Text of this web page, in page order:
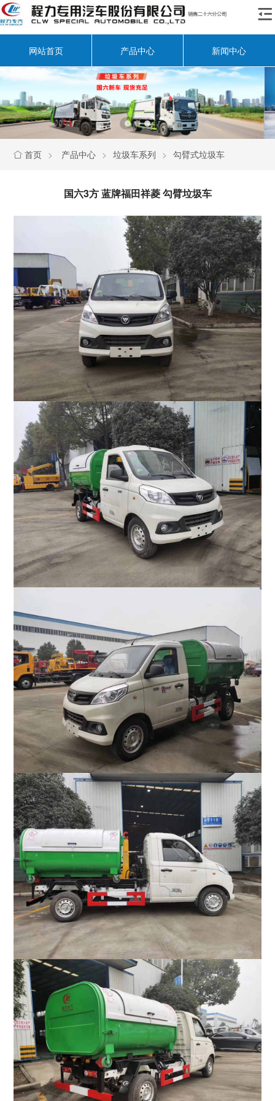

网站首页 产品中心 新闻中心
 首页 > 产品中心 > 垃圾车系列 > 勾臂式垃圾车
国六3方 蓝牌福田祥菱 勾臂垃圾车